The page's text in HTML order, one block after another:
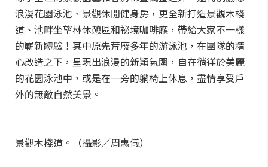
浪漫花園泳池、景觀休閒健身房，更全新打造景觀木棧
道、池畔坐望林休憩區和祕境咖啡廳，帶給大家不一樣
的嶄新體驗！其中原先荒廢多年的游泳池，在團隊的精
心改造之下，呈現出浪漫的新穎氛圍，自在徜徉於美麗
的花園泳池中，或是在一旁的躺椅上休息，盡情享受戶
外的無敵自然美景。
景觀木棧道。（攝影／周惠儀）